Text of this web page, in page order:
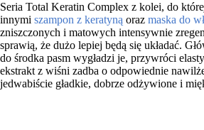
Seria Total Keratin Complex z kolei, do
innymi szampon z keratyną oraz maska do
zniszczonych i matowych intensywnie
sprawią, że dużo lepiej będą się układać.
do środka pasm wygładzi je, przywróci
ekstrakt z wiśni zadba o odpowiednie
jedwabiście gładkie, dobrze odżywione i